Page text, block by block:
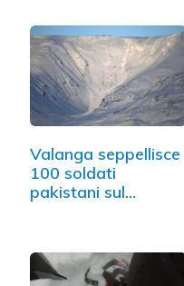
Valanga seppellisce
100 soldati
pakistani sul…